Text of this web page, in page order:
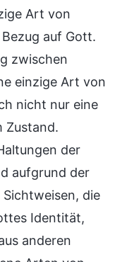
Art von
auf Gott.
zwischen
einzige Art von
nicht nur eine
Zustand.
der
aufgrund der
die
Identität,
anderen